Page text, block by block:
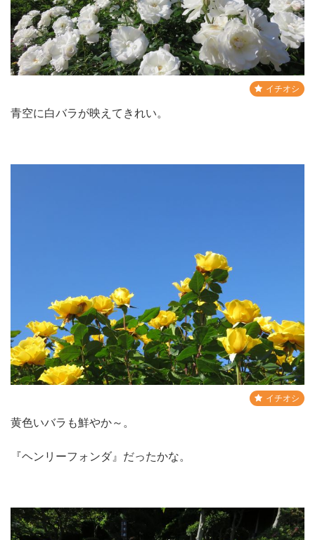
イチオシ
青空に白バラが映えてきれい。
イチオシ
黄色いバラも鮮やか～。
『ヘンリーフォンダ』だったかな。